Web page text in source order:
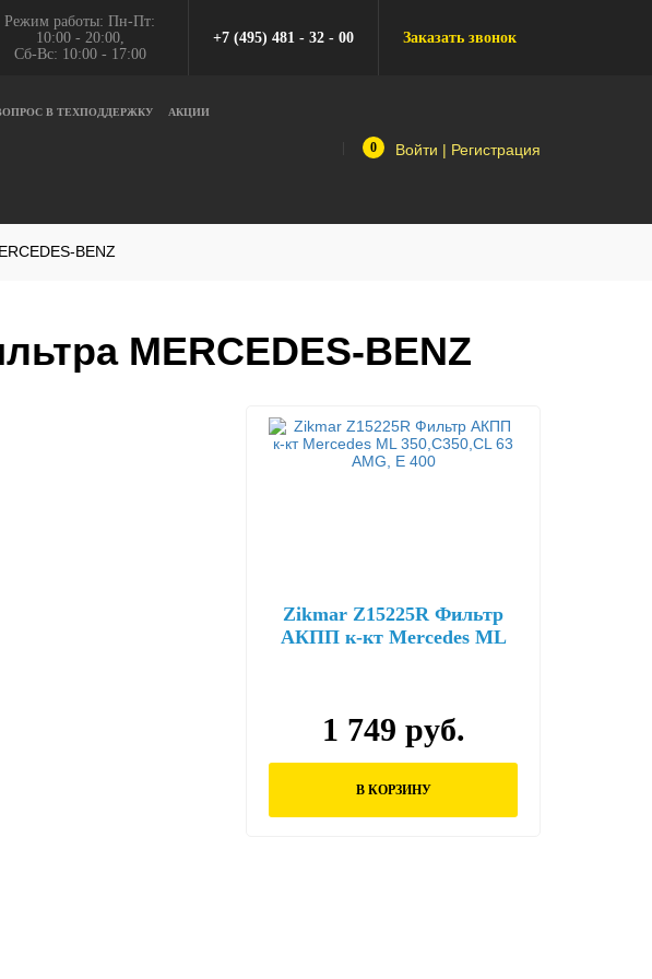
Режим работы: Пн-Пт:
10:00 - 20:00,
Сб-Вс: 10:00 - 17:00
+7 (495) 481 - 32 - 00 Заказать звонок
В ТЕХПОДДЕРЖКУ АКЦИИ
0 Войти | Регистрация
BENZ
MERCEDES-BENZ
Zikmar Z15225R Фильтр
АКПП к-кт Mercedes ML
1 749 руб.
В КОРЗИНУ